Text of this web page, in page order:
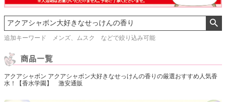
追加キーワード メンズ、ムスク などで絞り込み可能
アクアシャボン アクアシャボン大好きなせっけんの香りの厳選おすすめ人気香
水！【香水学園】 激安通販